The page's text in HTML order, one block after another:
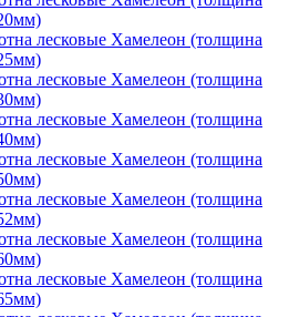
лесковые Хамелеон (толщина
лесковые Хамелеон (толщина
лесковые Хамелеон (толщина
лесковые Хамелеон (толщина
лесковые Хамелеон (толщина
лесковые Хамелеон (толщина
лесковые Хамелеон (толщина